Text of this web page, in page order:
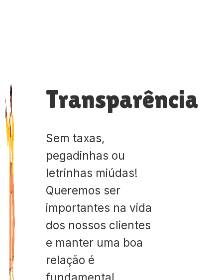
Transparência
Sem taxas,
pegadinhas ou
letrinhas miúdas!
Queremos ser
importantes na vida
dos nossos clientes
e manter uma boa
relação é
fundamental.